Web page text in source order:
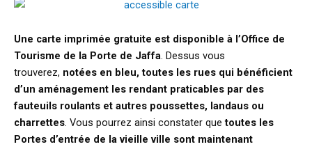
Une carte imprimée gratuite est disponible à l’Office de
Tourisme de la Porte de Jaffa. Dessus vous
trouverez, notées en bleu, toutes les rues qui bénéficient
d’un aménagement les rendant praticables par des
fauteuils roulants et autres poussettes, landaus ou
charrettes. Vous pourrez ainsi constater quetoutes les
Portes d’entrée de la vieille ville sont maintenant